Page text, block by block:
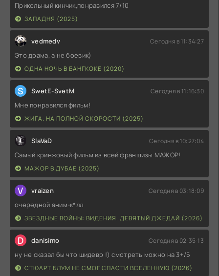
Прикольный кинчик,понравился 7/10
ЗАПАДНЯ (2025)
vedmedv Сегодня в 11:34:27
Это драма, а не боевик)
ОДНА НОЧЬ В БАНГКОКЕ (2020)
S SwetE-SvetM Сегодня в 11:16:30
Мне понравился фильм!
ЖИГА. НА ПОЛНОЙ СКОРОСТИ (2025)
SlaVaD Сегодня в 10:27:04
Самый кринжовый фильм из всей франшизы МАЖОР!
МАЖОР В ДУБАЕ (2025)
V vraizen Сегодня в 03:18:09
очередной аним-к*лл
ЗВЕЗДНЫЕ ВОЙНЫ: ВИДЕНИЯ. ДЕВЯТЫЙ ДЖЕДАЙ (2026)
D danisimo Сегодня в 02:35:13
ну не сказал бы что шидевр !) смотреть можно на 3+/5
СТЮАРТ БЛУМ НЕ СМОГ СПАСТИ ВСЕЛЕННУЮ (2026)